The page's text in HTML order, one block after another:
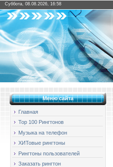
Суббота, 08.08.2026, 16:58
Меню сайта
Главная
Top 100 Рингтонов
Музыка на телефон
ХИТовые рингтоны
Рингтоны пользователей
Заказать рингтон